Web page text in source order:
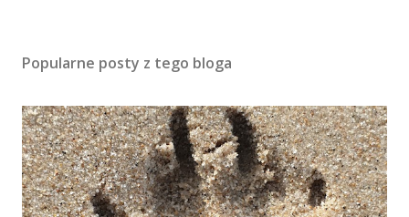
Popularne posty z tego bloga